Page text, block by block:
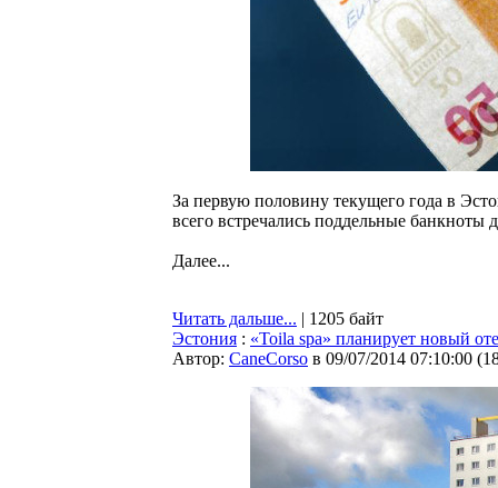
За первую половину текущего года в
всего встречались поддельные банкноты
Далее...
Читать дальше... | 1205 байт
Эстония : «Toila spa» планирует новый
Автор: CaneCorso в 09/07/2014 07:10:00 (